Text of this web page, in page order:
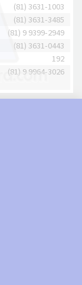
(81) 3631-1003
(81) 3631-3485
(81) 9 9399-2949
(81) 3631-0443
192
(81) 9 9964-3026